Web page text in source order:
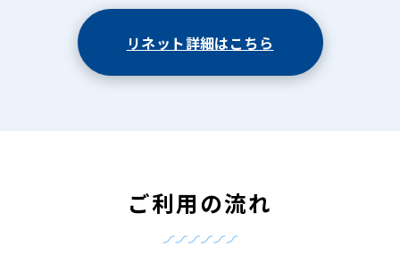
リネット詳細はこちら
ご利用の流れ